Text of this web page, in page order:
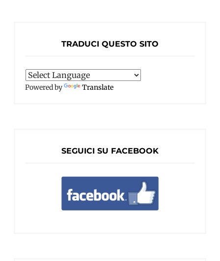
TRADUCI QUESTO SITO
Powered by Translate
SEGUICI SU FACEBOOK